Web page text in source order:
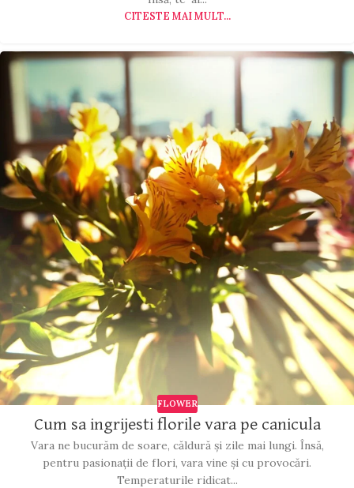
CITESTE MAI MULT...
FLOWER
Cum sa ingrijesti florile vara pe canicula
Vara ne bucurăm de soare, căldură și zile mai lungi. Însă,
pentru pasionații de flori, vara vine și cu provocări.
Temperaturile ridicat...